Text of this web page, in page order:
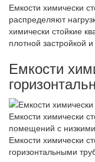
Емкости химически
распределяют
химически стойкие
плотной застройкой
Емкости
Емкости химически
помещений с
Емкости химически
горизонтальными